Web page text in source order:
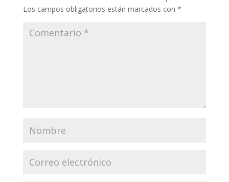
Los campos obligatorios están marcados con *